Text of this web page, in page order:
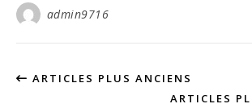
admin9716
ARTICLES PLUS ANCIENS
ARTICLES